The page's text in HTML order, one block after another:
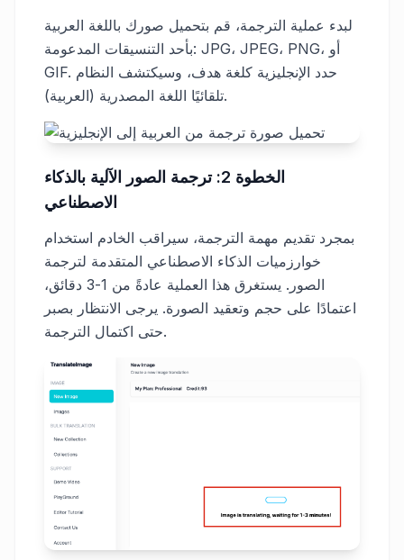
لبدء عملية الترجمة، قم بتحميل صورك باللغة العربية
بأحد التنسيقات المدعومة: JPG، JPEG، PNG، أو
GIF. حدد الإنجليزية كلغة هدف، وسيكتشف النظام
تلقائيًا اللغة المصدرية (العربية).
الخطوة 2: ترجمة الصور الآلية بالذكاء
الاصطناعي
بمجرد تقديم مهمة الترجمة، سيراقب الخادم استخدام
خوارزميات الذكاء الاصطناعي المتقدمة لترجمة
الصور. يستغرق هذا العملية عادةً من 1-3 دقائق،
اعتمادًا على حجم وتعقيد الصورة. يرجى الانتظار بصبر
حتى اكتمال الترجمة.